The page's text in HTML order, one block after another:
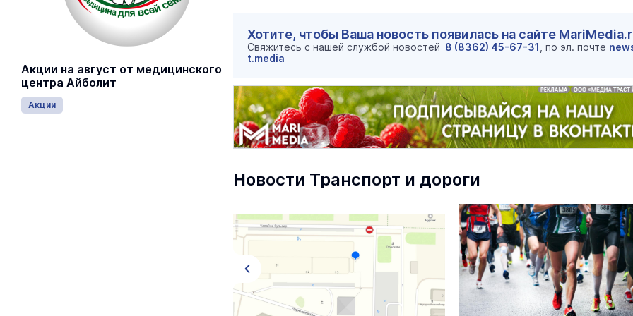
Акции на август от медицинского
центра Айболит
Акции
Хотите, чтобы Ваша новость появилась на сайте
Свяжитесь с нашей службой новостей 8 (8362) 45-67-31 , по эл. почте
t.media
Новости Транспорт и дороги